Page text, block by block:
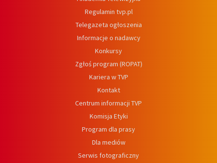
Regulamin tvp.pl
Telegazeta ogłoszenia
Informacje o nadawcy
Konkursy
Zgłoś program (ROPAT)
Kariera w TVP
Kontakt
Centrum informacji TVP
Komisja Etyki
Program dla prasy
Dla mediów
Serwis fotograficzny